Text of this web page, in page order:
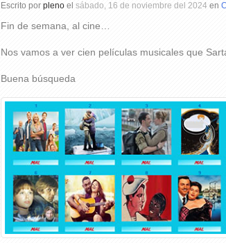
Escrito por pleno el sábado, 16 de noviembre del 2024 en
Fin de semana, al cine…
Nos vamos a ver cien películas musicales que
Buena búsqueda